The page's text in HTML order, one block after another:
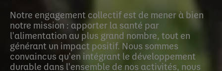
Notre engagement collectif est de mener à bien
notre mission : apporter la santé par
l'alimentation au plus grand nombre, tout en
générant un impact positif. Nous sommes
convaincus qu'en intégrant le développement
durable dans l'ensemble de nos activités, nous